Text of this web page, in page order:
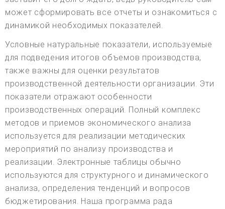
может сформировать все отчеты и ознакомиться с
динамикой необходимых показателей.
Условные натуральные показатели, используемые
для подведения итогов объемов производства,
также важны для оценки результатов
производственной деятельности организации. Эти
показатели отражают особенности
производственных операций. Полный комплекс
методов и приемов экономического анализа
используется для реализации методических
мероприятий по анализу производства и
реализации. Электронные таблицы обычно
используются для структурного и динамического
анализа, определения тенденций и вопросов
бюджетирования. Наша программа рада